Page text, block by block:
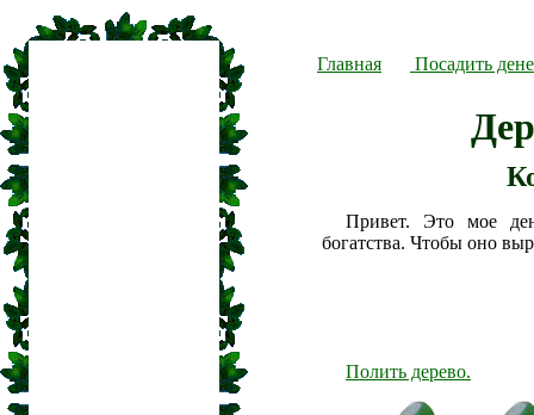
Главная Посадить
Привет. Это мое
богатства. Чтобы оно
Полить дерево.